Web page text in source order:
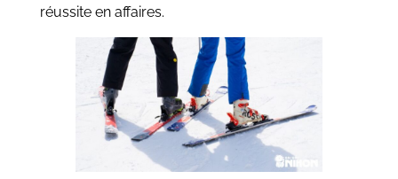
réussite en affaires.